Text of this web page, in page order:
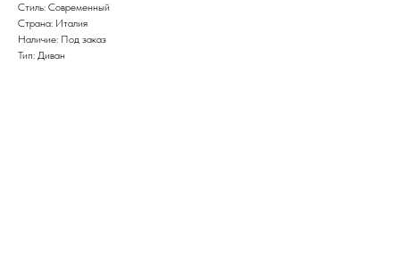
Стиль: Современный
Страна: Италия
Наличие: Под заказ
Тип: Диван